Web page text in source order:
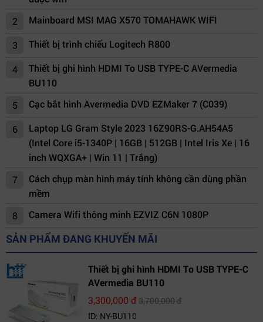
2
Mainboard MSI MAG X570 TOMAHAWK WIFI
3 Thiết bị trình chiếu Logitech R800
4
Thiết bị ghi hình HDMI To USB TYPE-C AVermedia
BU110
5
Cạc bắt hình Avermedia DVD EZMaker 7 (C039)
6
Laptop LG Gram Style 2023 16Z90RS-G.AH54A5
(Intel Core i5-1340P | 16GB | 512GB | Intel Iris Xe | 16
inch WQXGA+ | Win 11 | Trắng)
7
Cách chụp màn hình máy tính không cần dùng phần
mềm
8
Camera Wifi thông minh EZVIZ C6N 1080P
SẢN PHẨM ĐANG KHUYẾN MÃI
Thiết bị ghi hình HDMI To USB TYPE-C
AVermedia BU110
3,300,000 đ3,700,000 đ
ID: NY-BU110